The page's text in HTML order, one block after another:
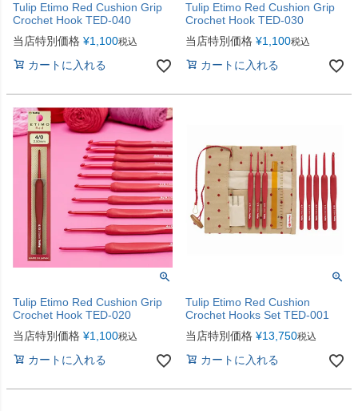
Tulip Etimo Red Cushion Grip
Crochet Hook TED-040
当店特別価格 ¥1,100税込
カートに入れる
Tulip Etimo Red Cushion Grip
Crochet Hook TED-030
当店特別価格 ¥1,100税込
カートに入れる
Tulip Etimo Red Cushion Grip
Crochet Hook TED-020
当店特別価格 ¥1,100税込
カートに入れる
Tulip Etimo Red Cushion
Crochet Hooks Set TED-001
当店特別価格 ¥13,750税込
カートに入れる